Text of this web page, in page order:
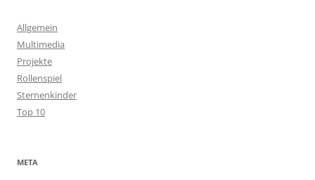
Allgemein
Multimedia
Projekte
Rollenspiel
Sternenkinder
Top 10
META